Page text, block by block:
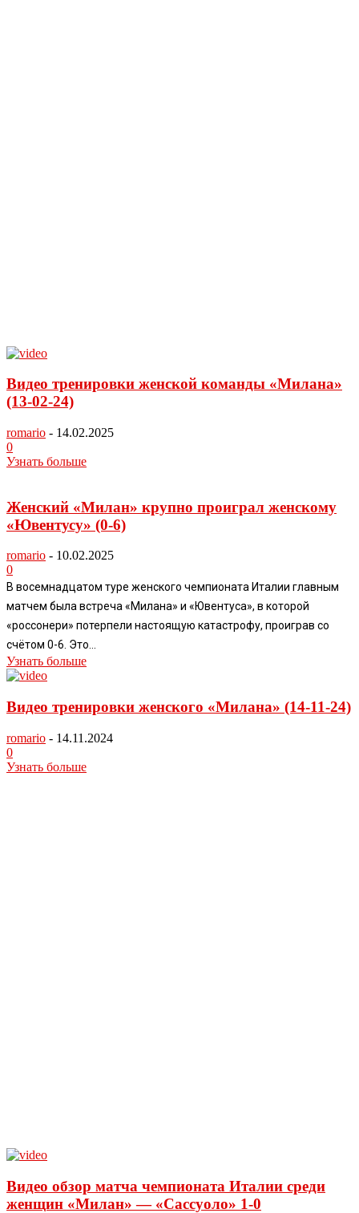
Видео тренировки женской команды «Милана»
(13-02-24)
romario - 14.02.2025
0
Узнать больше
Женский «Милан» крупно проиграл женскому
«Ювентусу» (0-6)
romario - 10.02.2025
0
В восемнадцатом туре женского чемпионата Италии главным
матчем была встреча «Милана» и «Ювентуса», в которой
«россонери» потерпели настоящую катастрофу, проиграв со
счётом 0-6. Это...
Узнать больше
Видео тренировки женского «Милана» (14-11-24)
romario - 14.11.2024
0
Узнать больше
Видео обзор матча чемпионата Италии среди
женщин «Милан» — «Сассуоло» 1-0